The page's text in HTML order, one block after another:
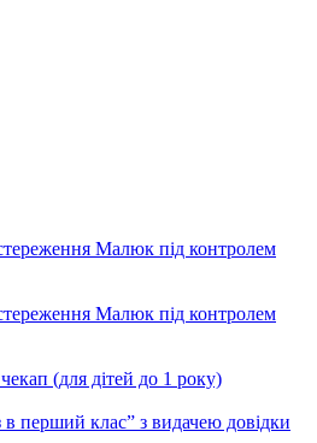
Малюк під контролем
Малюк під контролем
(для дітей до 1 року)
перший клас” з видачею довідки